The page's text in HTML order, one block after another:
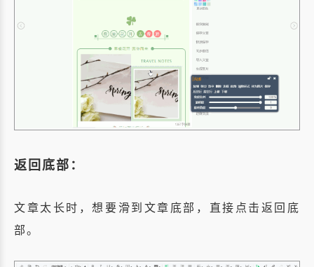
返回底部：
文章太长时，想要滑到文章底部，直接点击返回底
部。